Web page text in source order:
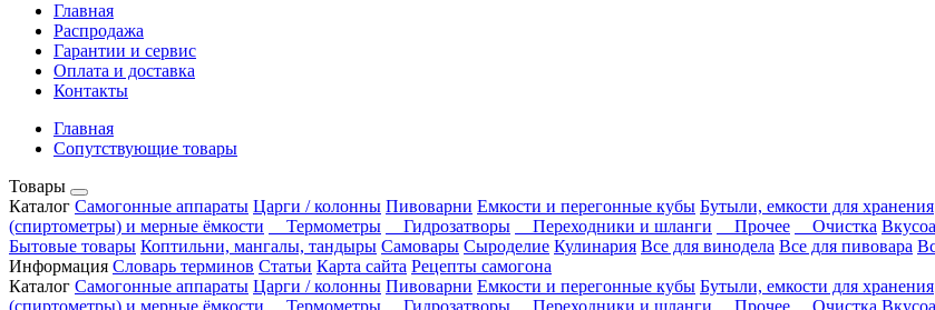
Главная
Распродажа
Гарантии и сервис
Оплата и доставка
Контакты
Главная
Сопутствующие товары
Товары
Каталог Самогонные аппараты Царги / колонны Пивоварни Емкости и перегонные кубы Бутыли, емкости для хранения
(спиртометры) и мерные ёмкости
Термометры Гидрозатворы Переходники и шланги Прочее Очистка
Бытовые товары Коптильни, мангалы, тандыры Самовары Сыроделие Кулинария Все для винодела Все для пивовара
Информация Словарь терминов Статьи Карта сайта Рецепты самогона
Каталог Самогонные аппараты Царги / колонны Пивоварни Емкости и перегонные кубы Бутыли, емкости для хранения
(спиртометры) и мерные ёмкости
Термометры Гидрозатворы Переходники и шланги Прочее Очистка